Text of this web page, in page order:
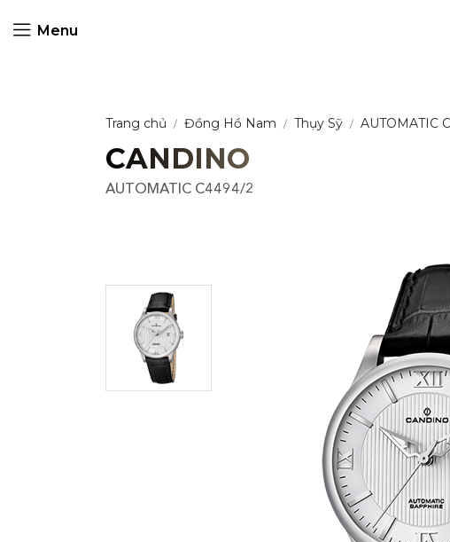
Menu
Trang chủ Đồng Hồ Nam Thụy Sỹ AUTOMATIC
CANDINO
AUTOMATIC C4494/2